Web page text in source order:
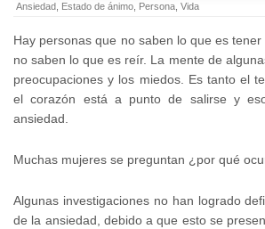
Ansiedad Estado de ánimo Persona Vida
Hay personas que no saben lo que es
no saben lo que es reír. La mente de
preocupaciones y los miedos. Es tanto el
el corazón está a punto de salirse y
ansiedad.
Muchas mujeres se preguntan ¿por qué
Algunas investigaciones no han logrado
de la ansiedad, debido a que esto se